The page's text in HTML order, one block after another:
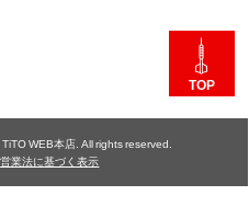
TOP
WEB本店. All rights reserved.
業法に基づく表示